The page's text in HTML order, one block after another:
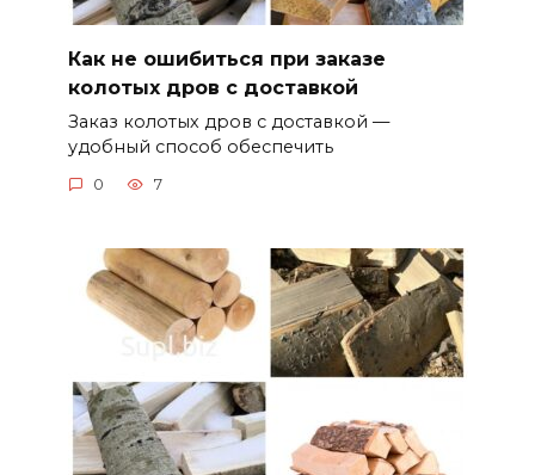
Как не ошибиться при заказе
колотых дров с доставкой
Заказ колотых дров с доставкой —
удобный способ обеспечить
0 7